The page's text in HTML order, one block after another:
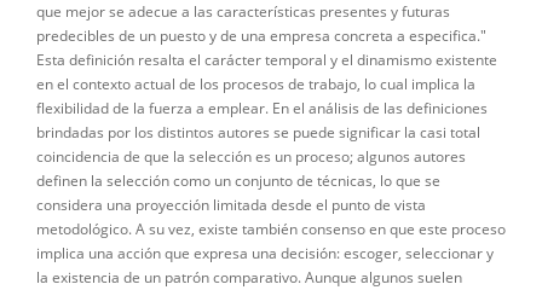
que mejor se adecue a las características presentes y futuras
predecibles de un puesto y de una empresa concreta a especifica."
Esta definición resalta el carácter temporal y el dinamismo existente
en el contexto actual de los procesos de trabajo, lo cual implica la
flexibilidad de la fuerza a emplear. En el análisis de las definiciones
brindadas por los distintos autores se puede significar la casi total
coincidencia de que la selección es un proceso; algunos autores
definen la selección como un conjunto de técnicas, lo que se
considera una proyección limitada desde el punto de vista
metodológico. A su vez, existe también consenso en que este proceso
implica una acción que expresa una decisión: escoger, seleccionar y
la existencia de un patrón comparativo. Aunque algunos suelen